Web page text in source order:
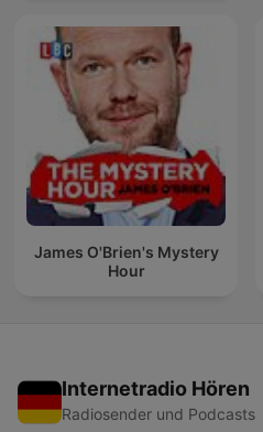
James O'Brien's Mystery
Hour
Internetradio Hören
Radiosender und Podcasts